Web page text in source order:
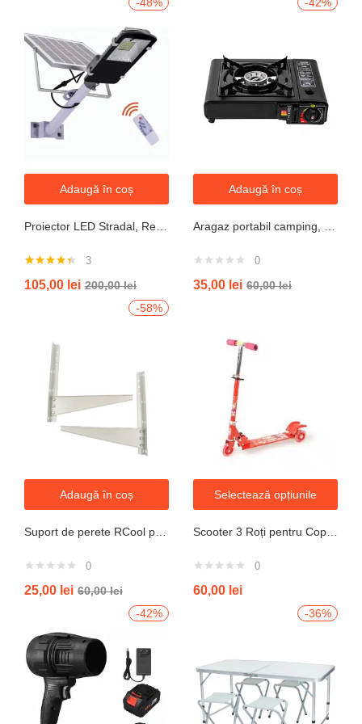
-48%
Adaugă în coș
4.33din 5
3
105,00 lei 200,00lei
-42%
Adaugă în coș
0
35,00 lei 60,00lei
-58%
Adaugă în coș
0
25,00 lei 60,00lei
Selectează opțiunile
0
60,00 lei
-42% -36%